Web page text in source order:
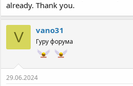
* O arquivo inclui uma versão x64 do
Спойлер:O programa viola os
- uma pasta com arquivos adicionais
already. Thank you.
V vano31
Гуру форума
29.06.2024